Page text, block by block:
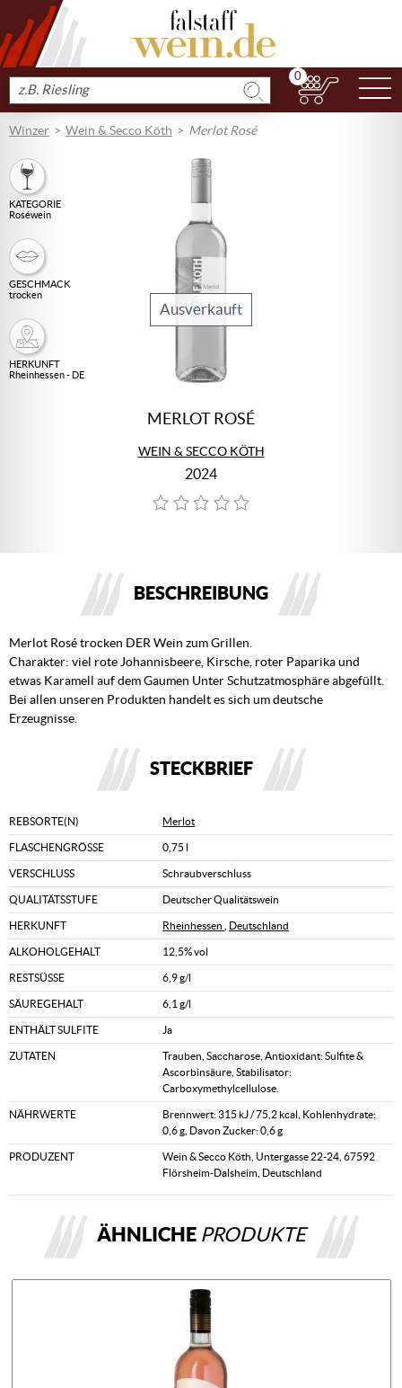
Produkt
suchen
0
Winzer Wein & Secco Köth Merlot Rosé
KATEGORIE
Roséwein
GESCHMACK
trocken
HERKUNFT
Rheinhessen - DE
Ausverkauft
MERLOT ROSÉ
WEIN & SECCO KÖTH
2024
BESCHREIBUNG
Merlot Rosé trocken DER Wein zum Grillen.
Charakter: viel rote Johannisbeere, Kirsche, roter Paparika und
etwas Karamell auf dem Gaumen Unter Schutzatmosphäre abgefüllt.
Bei allen unseren Produkten handelt es sich um deutsche
Erzeugnisse.
STECKBRIEF
REBSORTE(N) Merlot
FLASCHENGRÖSSE 0,75 l
VERSCHLUSS Schraubverschluss
QUALITÄTSSTUFE Deutscher Qualitätswein
HERKUNFT Rheinhessen Deutschland
ALKOHOLGEHALT 12,5% vol
RESTSÜSSE 6,9 g/l
SÄUREGEHALT 6,1 g/l
ENTHÄLT SULFITE Ja
ZUTATEN
Trauben, Saccharose, Antioxidant: Sulfite &
Ascorbinsäure, Stabilisator:
Carboxymethylcellulose.
NÄHRWERTE
Brennwert: 315 kJ / 75,2 kcal, Kohlenhydrate:
0,6 g, Davon Zucker: 0,6 g
PRODUZENT
Wein & Secco Köth, Untergasse 22-24, 67592
Flörsheim-Dalsheim, Deutschland
ÄHNLICHE PRODUKTE